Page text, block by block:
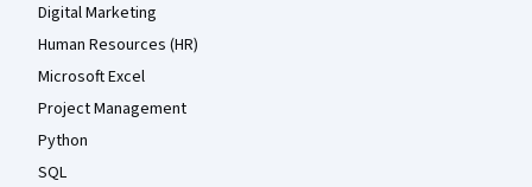
Digital Marketing
Human Resources (HR)
Microsoft Excel
Project Management
Python
SQL